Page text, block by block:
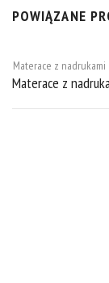
POWIĄZANE
Materace z nadrukami
Materace z